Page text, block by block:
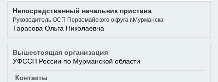
Непосредственный начальник пристава
Руководитель ОСП Первомайского округа г.Мурманска
Тарасова Ольга Николаевна
Вышестоящая организация
УФССП России по Мурманской области
Контакты